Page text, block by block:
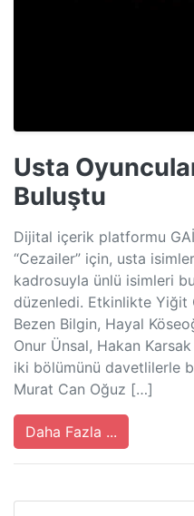
Usta
Buluştu
Dijital içerik platformu
“Cezailer” için, usta
kadrosuyla ünlü isimleri
düzenledi. Etkinlikte Yiğit
Bezen Bilgin, Hayal
Onur Ünsal, Hakan
iki bölümünü davetlilerle
Murat Can Oğuz […]
Daha Fazla ...